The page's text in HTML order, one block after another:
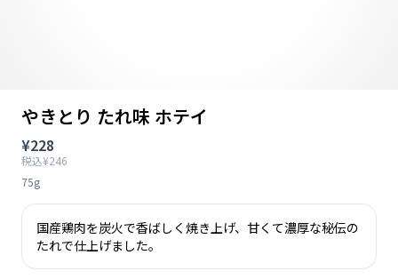
やきとり たれ味 ホテイ
¥228
税込¥246
75g
国産鶏肉を炭火で香ばしく焼き上げ、甘くて濃厚な秘伝の
たれで仕上げました。